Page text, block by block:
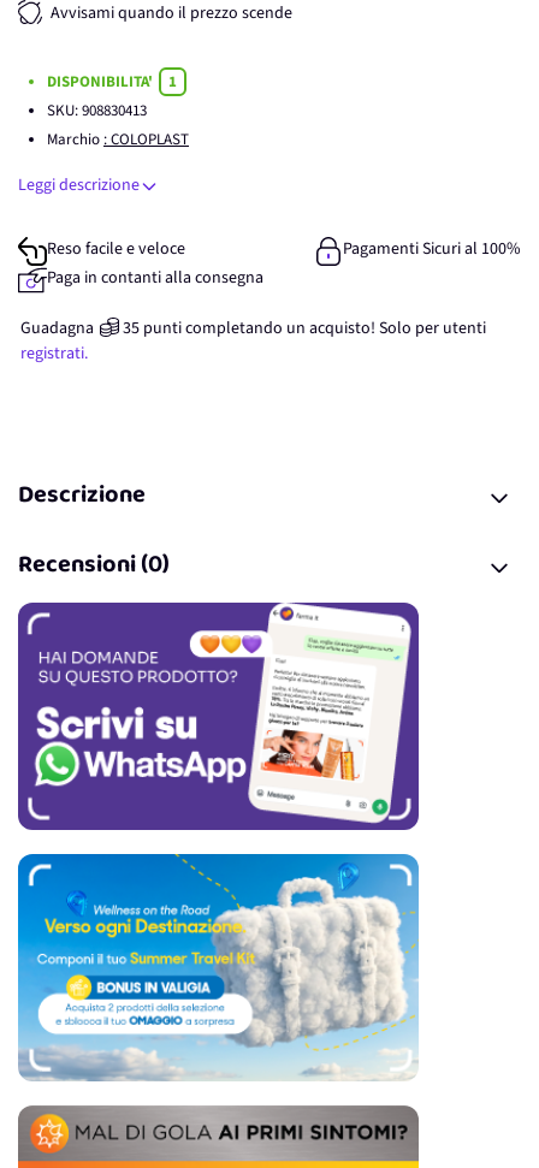
Avvisami quando il prezzo scende
DISPONIBILITA'
1
SKU:908830413
Marchio : COLOPLAST
Leggi descrizione
Reso facile e veloce
Pagamenti Sicuri al 100%
Paga in contanti alla consegna
Guadagna 35 punticompletando un acquisto! Solo per utenti
registrati.
Descrizione
Recensioni (0)